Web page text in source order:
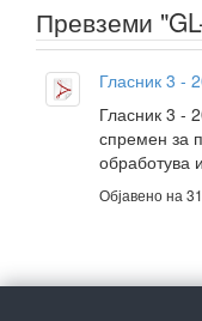
Превземи
Гласник 3 -
Гласник 3 -
спремен за
обработува
Објавено на